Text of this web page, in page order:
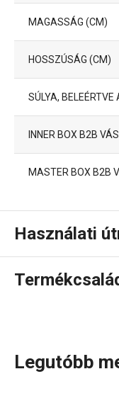
MAGASSÁG (CM)
HOSSZÚSÁG (CM)
SÚLYA,
INNER BOX B2B
MASTER BOX B2B
Használati
Használati
Legutóbb